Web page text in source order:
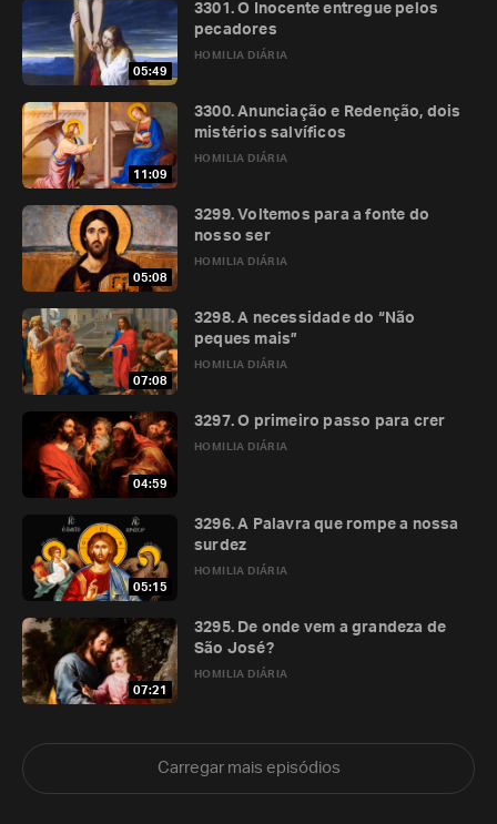
05:49
HOMILIA DIÁRIA
3301. O Inocente entregue pelos
pecadores
11:09
HOMILIA DIÁRIA
3300. Anunciação e Redenção, dois
mistérios salvíficos
05:08
HOMILIA DIÁRIA
3299. Voltemos para a fonte do
nosso ser
07:08
HOMILIA DIÁRIA
3298. A necessidade do “Não
peques mais”
04:59
HOMILIA DIÁRIA
3297. O primeiro passo para crer
05:15
HOMILIA DIÁRIA
3296. A Palavra que rompe a nossa
surdez
07:21
HOMILIA DIÁRIA
3295. De onde vem a grandeza de
São José?
Carregar mais episódios